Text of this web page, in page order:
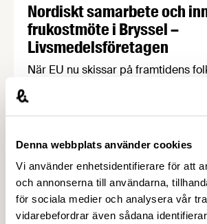
Denna webbplats använder cookies
Vi använder enhetsidentifierare för att
och annonserna till användarna,
för sociala medier och analysera vår
vidarebefordrar även sådana
Nordiskt samarbete och
frukostmöte i Bryssel –
Livsmedelsföretagen
När EU nu skissar på framtidens
visar Norden vägen. Under
Partnership Days i Bryssel lyfte de
livsmedelsorganisationerna hur
varför smarta partnerskap är
otydliga regler.